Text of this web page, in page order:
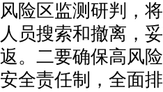
风险区监测研判，
人员搜索和撤离，
返。二要确保高风
安全责任制，全面